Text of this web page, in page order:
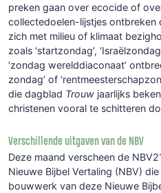
preken gaan over ecocide of
collectedoelen-lijstjes ontbreken
zich met milieu of klimaat
zoals ‘startzondag’,
‘zondag werelddiaconaat’
zondag’ of
die dagblad Trouw jaarlijks
christenen vooral te schitteren
Verschillende uitgaven van de NBV
Deze maand verscheen de
Nieuwe Bijbel Vertaling (NBV)
bouwwerk van deze Nieuwe